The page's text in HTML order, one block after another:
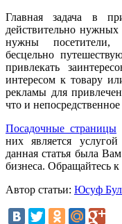
Главная задача в
действительно нужных
нужны посетители,
бесцельно
привлекать
интересом к товару
рекламы для
что и
Посадочные страницы
них является услугой
данная статья была
бизнеса. Обращайтесь
Автор статьи: Юсуф